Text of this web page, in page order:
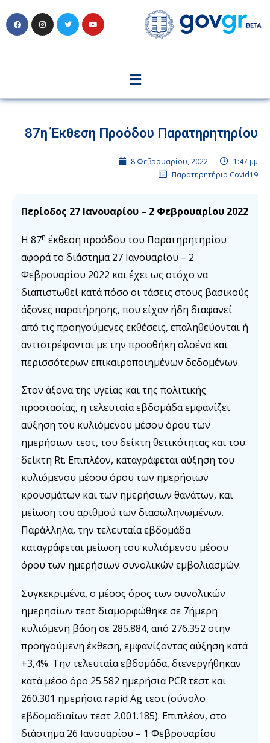
87η Έκθεση Προόδου Παρατηρητηρίου
8 Φεβρουαρίου, 2022
1:47 μμ
Παρατηρητήριο Covid19
Περίοδος 27 Ιανουαρίου – 2 Φεβρουαρίου 2022
Η 87η έκθεση προόδου του Παρατηρητηρίου
αφορά το διάστημα 27 Ιανουαρίου – 2
Φεβρουαρίου 2022 και έχει ως στόχο να
διαπιστωθεί κατά πόσο οι τάσεις στους βασικούς
άξονες παρατήρησης, που είχαν ήδη διαφανεί
από τις προηγούμενες εκθέσεις, επαληθεύονται ή
αντιστρέφονται με την προσθήκη ολοένα και
περισσότερων επικαιροποιημένων δεδομένων.
Στον άξονα της υγείας και της πολιτικής
προστασίας, η τελευταία εβδομάδα εμφανίζει
αύξηση του κυλιόμενου μέσου όρου των
ημερήσιων τεστ, του δείκτη θετικότητας και του
δείκτη Rt. Επιπλέον, καταγράφεται αύξηση του
κυλιόμενου μέσου όρου των ημερήσιων
κρουσμάτων και των ημερήσιων θανάτων, και
μείωση του αριθμού των διασωληνωμένων.
Παράλληλα, την τελευταία εβδομάδα
καταγράφεται μείωση του κυλιόμενου μέσου
όρου των ημερήσιων συνολικών εμβολιασμών.
Συγκεκριμένα, ο μέσος όρος των συνολικών
ημερησίων τεστ διαμορφώθηκε σε 7ήμερη
κυλιόμενη βάση σε 285.884, από 276.352 στην
προηγούμενη έκθεση, εμφανίζοντας αύξηση κατά
+3,4%. Την τελευταία εβδομάδα, διενεργήθηκαν
κατά μέσο όρο 25.582 ημερήσια PCR τεστ και
260.301 ημερήσια rapid Ag τεστ (σύνολο
εβδομαδιαίων τεστ 2.001.185). Επιπλέον, στο
διάστημα 26 Ιανουαρίου – 1 Φεβρουαρίου